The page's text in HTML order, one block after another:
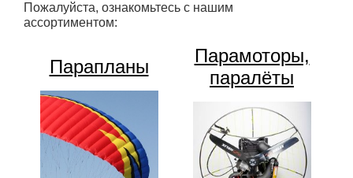
Пожалуйста, ознакомьтесь с нашим
ассортиментом:
Парапланы
Парамоторы,
паралёты